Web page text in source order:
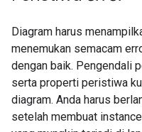
Diagram harus
menemukan semacam
dengan baik. Pengendali
serta properti peristiwa
diagram. Anda harus
setelah membuat